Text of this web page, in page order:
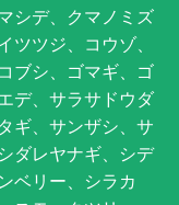
シデ、クマノミズ
ツジ、コウゾ、
ブシ、ゴマギ、ゴ
デ、サラサドウダ
ギ、サンザシ、サ
ダレヤナギ、シデ
ベリー、シラカ